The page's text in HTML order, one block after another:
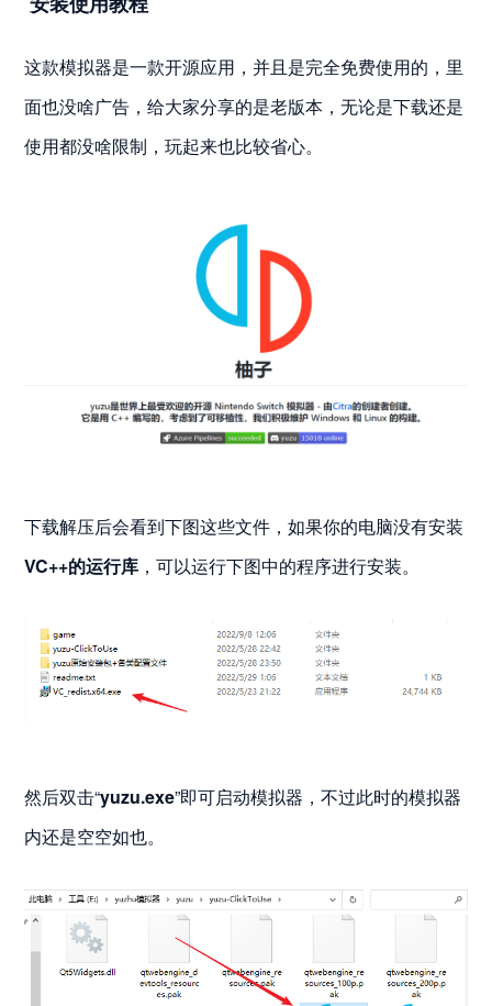
这款模拟器是一款开源应用，并且是完全免费使用的，里
面也没啥广告，给大家分享的是老版本，无论是下载还是
使用都没啥限制，玩起来也比较省心。
下载解压后会看到下图这些文件，如果你的电脑没有安装
VC++的运行库 ，可以运行下图中的程序进行安装。
然后双击“yuzu.exe”即可启动模拟器，不过此时的模拟器
内还是空空如也。